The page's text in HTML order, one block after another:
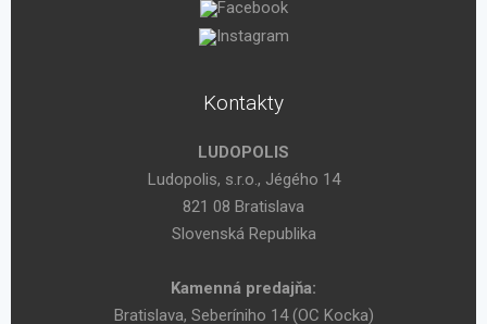
Kontakty
LUDOPOLIS
Ludopolis, s.r.o., Jégého 14
821 08 Bratislava
Slovenská Republika
Kamenná predajňa:
Bratislava, Seberíniho 14 (OC Kocka)